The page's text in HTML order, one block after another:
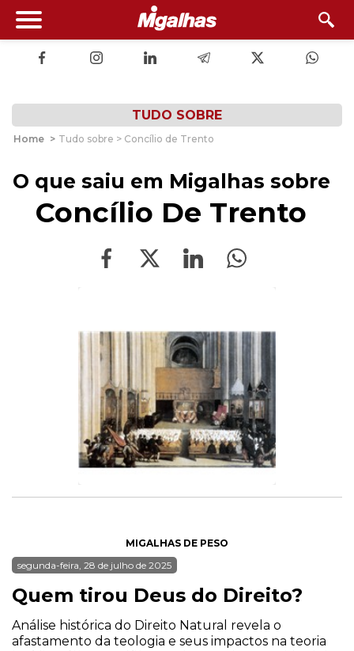
TUDO SOBRE
Home > Tudo sobre > Concílio de Trento
O que saiu em Migalhas sobre
Concílio De Trento
MIGALHAS DE PESO
segunda-feira, 28 de julho de 2025
Quem tirou Deus do Direito?
Análise histórica do Direito Natural revela o
afastamento da teologia e seus impactos na teoria